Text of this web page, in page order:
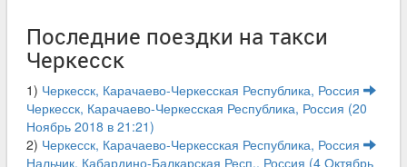
Последние поездки на такси
Черкесск
1) Черкесск, Карачаево-Черкесская Республика, Россия
Черкесск, Карачаево-Черкесская Республика, Россия (20
Ноябрь 2018 в 21:21)
2) Черкесск, Карачаево-Черкесская Республика, Россия
Нальчик, Кабардино-Балкарская Респ., Россия (4 Октябрь